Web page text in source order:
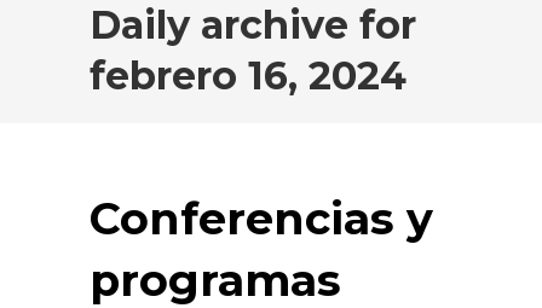
Daily archive for
febrero 16, 2024
Conferencias y
programas